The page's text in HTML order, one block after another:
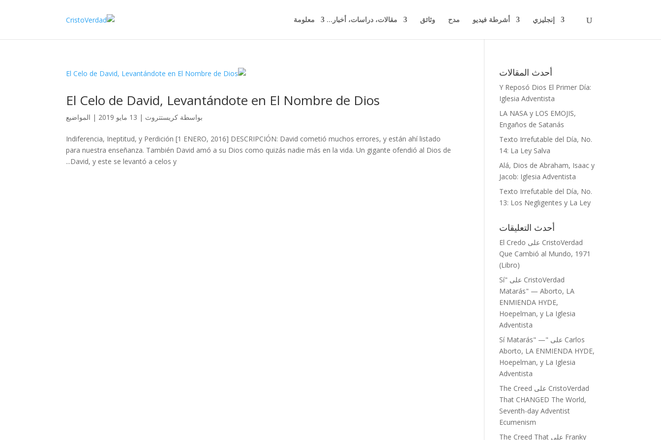
إنجليزي أشرطة فيديو مدح وثائق مقالات، دراسات، أخبار... معلومة
El Celo de David, Levantándote en El Nombre de Dios
بواسطة كريستتروث | 13 مايو 2019 | المواضيع
Indiferencia, Ineptitud, y Perdición [1 ENERO, 2016] DESCRIPCIÓN: David cometió muchos errores, y están ahí listado
para nuestra enseñanza. También David amó a su Dios como quizás nadie más en la vida. Un gigante ofendió al Dios de
David, y este se levantó a celos y...
أحدث المقالات
Y Reposó Dios El Primer Día:
Iglesia Adventista
LA NASA y LOS EMOJIS,
Engaños de Satanás
Texto Irrefutable del Día, No.
14: La Ley Salva
Alá, Dios de Abraham, Isaac y
Jacob: Iglesia Adventista
Texto Irrefutable del Día, No.
13: Los Negligentes y La Ley
أحدث التعليقات
CristoVerdad على El Credo
Que Cambió al Mundo, 1971
(Libro)
CristoVerdad على "Sí
Matarás" — Aborto, LA
ENMIENDA HYDE,
Hoepelman, y La Iglesia
Adventista
Carlos على
"Sí Matarás" —
Aborto, LA ENMIENDA HYDE,
Hoepelman, y La Iglesia
Adventista
CristoVerdad على The Creed
That CHANGED The World,
Seventh-day Adventist
Ecumenism
Franky على The Creed That